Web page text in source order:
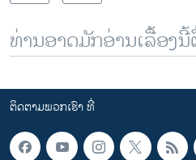
ທ່ານອາດມັກອ່ານເລື້ອງ
ຕິດຕາມພວກເຮົາ ທີ່